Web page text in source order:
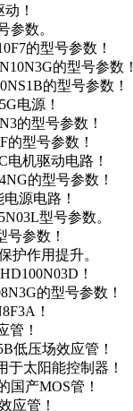
！
参数。
的型号参数！
的型号参数！
的型号参数！
电源！
的型号参数！
的型号参数！
电机驱动电路！
的型号参数！
源电路！
型号参数。
号参数！
护作用提升。
！
的型号参数！
！
管！
低压场效应管！
于太阳能控制器！
国产MOS管！
应管！